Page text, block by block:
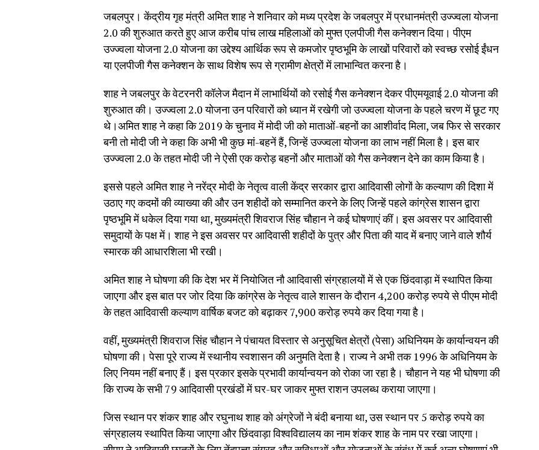
जबलपुर। केंद्रीय गृह मंत्री अमित शाह ने शनिवार को मध्य प्रदेश के जबलपुर में प्रधानमंत्री उज्ज्वला योजना
2.0 की शुरुआत करते हुए आज करीब पांच लाख महिलाओं को मुफ्त एलपीजी गैस कनेक्शन दिया। पीएम
उज्ज्वला योजना 2.0 योजना का उद्देश्य आर्थिक रूप से कमजोर पृष्ठभूमि के लाखों परिवारों को स्वच्छ रसोई ईंधन
या एलपीजी गैस कनेक्शन के साथ विशेष रूप से ग्रामीण क्षेत्रों में लाभान्वित करना है।
शाह ने जबलपुर के वेटरनरी कॉलेज मैदान में लाभार्थियों को रसोई गैस कनेक्शन देकर पीएमयूवाई 2.0 योजना की
शुरुआत की। उज्ज्वला 2.0 योजना उन परिवारों को ध्यान में रखेगी जो उज्ज्वला योजना के पहले चरण में छूट गए
थे।अमित शाह ने कहा कि 2019 के चुनाव में मोदी जी को माताओं-बहनों का आशीर्वाद मिला, जब फिर से सरकार
बनी तो मोदी जी ने कहा कि अभी भी कुछ मां-बहनें हैं, जिन्हें उज्ज्वला योजना का लाभ नहीं मिला है। इस बार
उज्ज्वला 2.0 के तहत मोदी जी ने ऐसी एक करोड़ बहनों और माताओं को गैस कनेक्शन देने का काम किया है।
इससे पहले अमित शाह ने नरेंद्र मोदी के नेतृत्व वाली केंद्र सरकार द्वारा आदिवासी लोगों के कल्याण की दिशा में
उठाए गए कदमों की व्याख्या की और उन शहीदों को सम्मानित करने के लिए जिन्हें पहले कांग्रेस शासन द्वारा
पृष्ठभूमि में धकेल दिया गया था, मुख्यमंत्री शिवराज सिंह चौहान ने कई घोषणाएं कीं। इस अवसर पर आदिवासी
समुदायों के पक्ष में। शाह ने इस अवसर पर आदिवासी शहीदों के पुत्र और पिता की याद में बनाए जाने वाले शौर्य
स्मारक की आधारशिला भी रखी।
अमित शाह ने घोषणा की कि देश भर में नियोजित नौ आदिवासी संग्रहालयों में से एक छिंदवाड़ा में स्थापित किया
जाएगा और इस बात पर जोर दिया कि कांग्रेस के नेतृत्व वाले शासन के दौरान 4,200 करोड़ रुपये से पीएम मोदी
के तहत आदिवासी कल्याण वार्षिक बजट को बढ़ाकर 7,900 करोड़ रुपये कर दिया गया है।
वहीं, मुख्यमंत्री शिवराज सिंह चौहान ने पंचायत विस्तार से अनुसूचित क्षेत्रों (पेसा) अधिनियम के कार्यान्वयन की
घोषणा की। पेसा पूरे राज्य में स्थानीय स्वशासन की अनुमति देता है। राज्य ने अभी तक 1996 के अधिनियम के
लिए नियम नहीं बनाए हैं। इस प्रकार इसके प्रभावी कार्यान्वयन को रोका जा रहा है। चौहान ने यह भी घोषणा की
कि राज्य के सभी 79 आदिवासी प्रखंडों में घर-घर जाकर मुफ्त राशन उपलब्ध कराया जाएगा।
जिस स्थान पर शंकर शाह और रघुनाथ शाह को अंग्रेजों ने बंदी बनाया था, उस स्थान पर 5 करोड़ रुपये का
संग्रहालय स्थापित किया जाएगा और छिंदवाड़ा विश्वविद्यालय का नाम शंकर शाह के नाम पर रखा जाएगा।